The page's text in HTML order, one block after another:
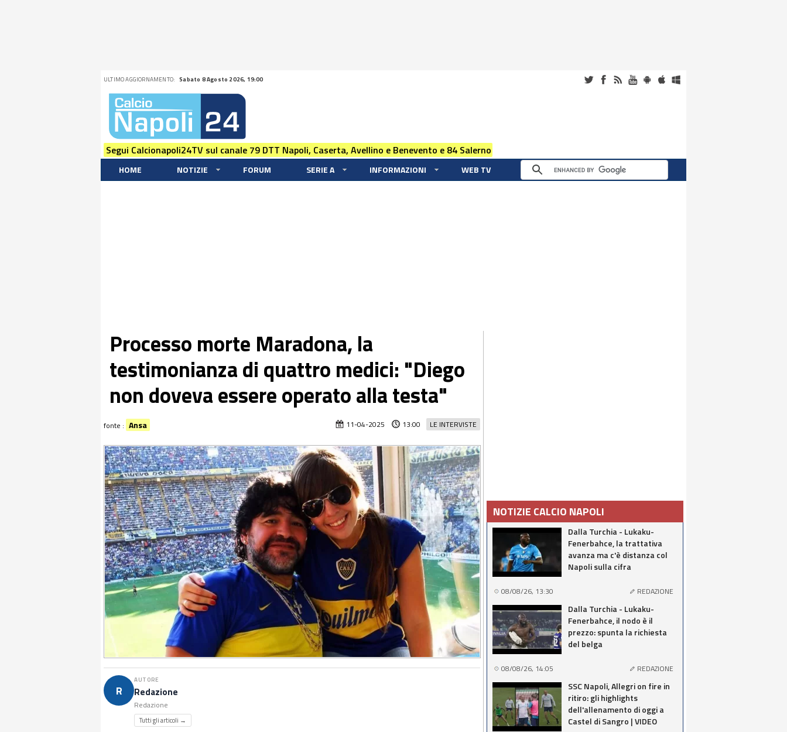
ULTIMO AGGIORNAMENTO: Sabato 8 Agosto 2026, 19:00
Segui Calcionapoli24TV sul canale 79 DTT Napoli, Caserta, Avellino e Benevento e 84 Salerno
HOME NOTIZIE FORUM SERIE A INFORMAZIONI WEB TV
Processo morte Maradona, la
testimonianza di quattro medici: "Diego
non doveva essere operato alla testa"
LE INTERVISTE
11-04-2025 13:00
fonte : Ansa
R
AUTORE
Redazione
Redazione
Tutti gli articoli →
NOTIZIE CALCIO NAPOLI
Dalla Turchia - Lukaku-
Fenerbahce, la trattativa
avanza ma c'è distanza col
Napoli sulla cifra
08/08/26, 13:30 REDAZIONE
Dalla Turchia - Lukaku-
Fenerbahce, il nodo è il
prezzo: spunta la richiesta
del belga
08/08/26, 14:05 REDAZIONE
SSC Napoli, Allegri on fire in
ritiro: gli highlights
dell'allenamento di oggi a
Castel di Sangro | VIDEO